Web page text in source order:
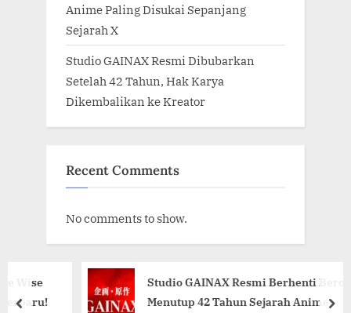
Anime Paling Disukai Sepanjang
Sejarah X
Studio GAINAX Resmi Dibubarkan
Setelah 42 Tahun, Hak Karya
Dikembalikan ke Kreator
Recent Comments
No comments to show.
Studio GAINAX Resmi Berhenti
Menutup 42 Tahun Sejarah Anime
prev